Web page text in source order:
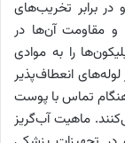
در برابر تخریب‌های
و مقاومت آن‌ها در
را به موادی
لوله‌های انعطاف‌پذیر
تماس با پوست
ماهیت آب‌گریز